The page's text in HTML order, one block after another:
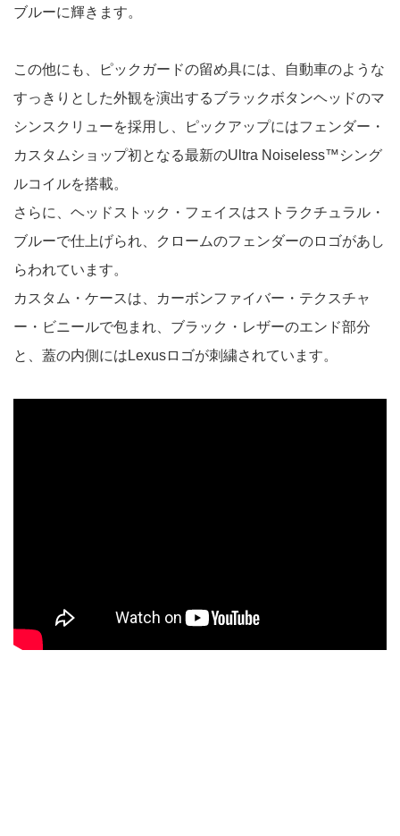
ブルーに輝きます。
この他にも、ピックガードの留め具には、自動車のような
すっきりとした外観を演出するブラックボタンヘッドのマ
シンスクリューを採用し、ピックアップにはフェンダー・
カスタムショップ初となる最新のUltra Noiseless™シング
ルコイルを搭載。
さらに、ヘッドストック・フェイスはストラクチュラル・
ブルーで仕上げられ、クロームのフェンダーのロゴがあし
らわれています。
カスタム・ケースは、カーボンファイバー・テクスチャ
ー・ビニールで包まれ、ブラック・レザーのエンド部分
と、蓋の内側にはLexusロゴが刺繍されています。